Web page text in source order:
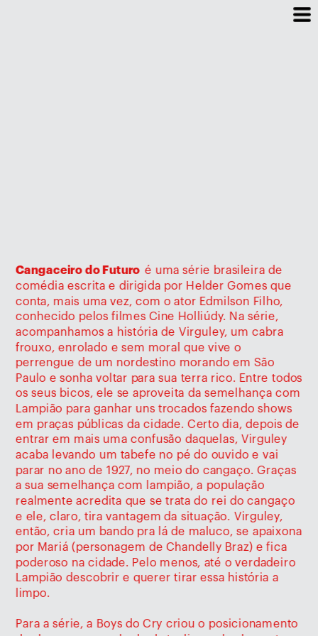
Cangaceiro do Futuro é uma série brasileira de
comédia escrita e dirigida por Helder Gomes que
conta, mais uma vez, com o ator Edmilson Filho,
conhecido pelos filmes Cine Holliúdy. Na série,
acompanhamos a história de Virguley, um cabra
frouxo, enrolado e sem moral que vive o
perrengue de um nordestino morando em São
Paulo e sonha voltar para sua terra rico. Entre todos
os seus bicos, ele se aproveita da semelhança com
Lampião para ganhar uns trocados fazendo shows
em praças públicas da cidade. Certo dia, depois de
entrar em mais uma confusão daquelas, Virguley
acaba levando um tabefe no pé do ouvido e vai
parar no ano de 1927, no meio do cangaço. Graças
a sua semelhança com lampião, a população
realmente acredita que se trata do rei do cangaço
e ele, claro, tira vantagem da situação. Virguley,
então, cria um bando pra lá de maluco, se apaixona
por Mariá (personagem de Chandelly Braz) e fica
poderoso na cidade. Pelo menos, até o verdadeiro
Lampião descobrir e querer tirar essa história a
limpo.
Para a série, a Boys do Cry criou o posicionamento